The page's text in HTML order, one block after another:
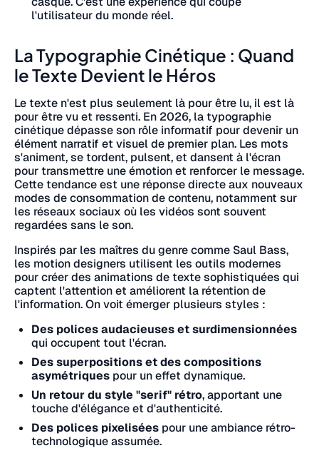
l'utilisateur du monde réel.
La Typographie Cinétique : Quand
le Texte Devient le Héros
Le texte n'est plus seulement là pour être lu, il est là
pour être vu et ressenti. En 2026, la typographie
cinétique dépasse son rôle informatif pour devenir un
élément narratif et visuel de premier plan. Les mots
s'animent, se tordent, pulsent, et dansent à l'écran
pour transmettre une émotion et renforcer le message.
Cette tendance est une réponse directe aux nouveaux
modes de consommation de contenu, notamment sur
les réseaux sociaux où les vidéos sont souvent
regardées sans le son.
Inspirés par les maîtres du genre comme Saul Bass,
les motion designers utilisent les outils modernes
pour créer des animations de texte sophistiquées qui
captent l'attention et améliorent la rétention de
l'information. On voit émerger plusieurs styles :
Des polices audacieuses et surdimensionnées
qui occupent tout l'écran.
Des superpositions et des compositions
asymétriques pour un effet dynamique.
Un retour du style "serif" rétro, apportant une
touche d'élégance et d'authenticité.
Des polices pixelisées pour une ambiance rétro-
technologique assumée.